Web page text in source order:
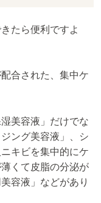
たら便利ですよ
合された、集中ケ
美容液」だけでな
ング美容液」、シ
キビを集中的にケ
くて皮脂の分泌が
容液」などがあり